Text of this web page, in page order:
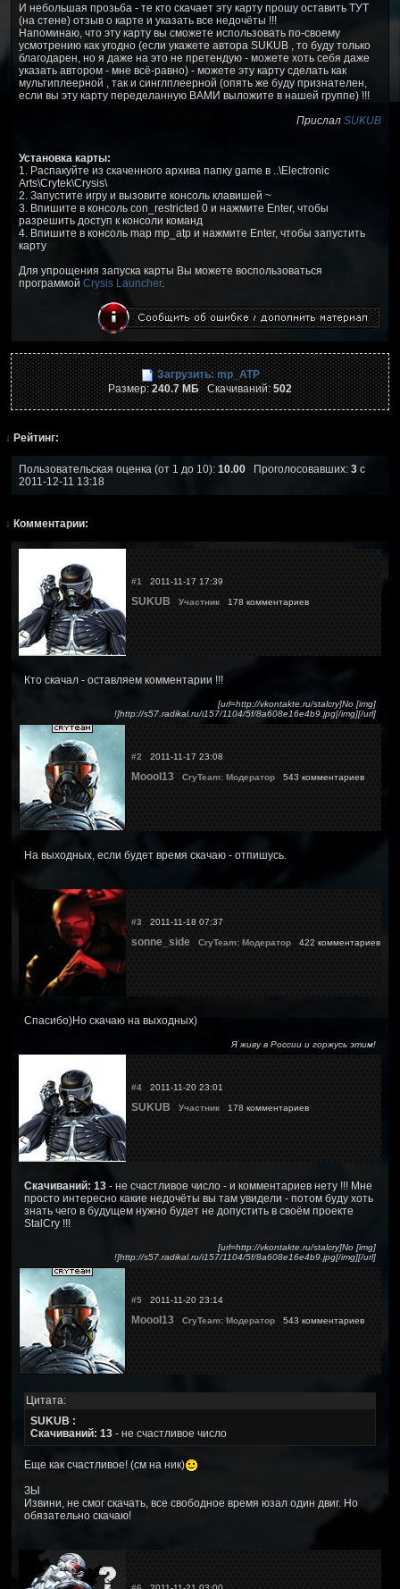
И небольшая прозьба - те кто скачает эту карту прошу оставить ТУТ
(на стене) отзыв о карте и указать все недочёты !!!
Напоминаю, что эту карту вы сможете использовать по-своему
усмотрению как угодно (если укажете автора SUKUB , то буду только
благодарен, но я даже на это не претендую - можете хоть себя даже
указать автором - мне всё-равно) - можете эту карту сделать как
мультиплеерной , так и синглплеерной (опять же буду признателен,
если вы эту карту переделанную ВАМИ выложите в нашей группе) !!!
Прислал SUKUB
Установка карты:
1. Распакуйте из скаченного архива папку game в ..\Electronic
Arts\Crytek\Crysis\
2. Запустите игру и вызовите консоль клавишей ~
3. Впишите в консоль con_restricted 0 и нажмите Enter, чтобы
разрешить доступ к консоли команд
4. Впишите в консоль map mp_atp и нажмите Enter, чтобы запустить
карту
Для упрощения запуска карты Вы можете воспользоваться
программой Crysis Launcher.
Загрузить: mp_ATP
Размер:240.7 МБСкачиваний:502
↓ Рейтинг:
Пользовательская оценка (от 1 до 10): 10.00 Проголосовавших: 3 с
2011-12-11 13:18
↓ Комментарии:
#1 2011-11-17 17:39
SUKUB Участник 178 комментариев
Кто скачал - оставляем комментарии !!!
[url=http://vkontakte.ru/stalcry]No [img]
!]http://s57.radikal.ru/i157/1104/5f/8a608e16e4b9.jpg[/img][/url]
#2 2011-11-17 23:08
Moool13 CryTeam: Модератор 543 комментариев
На выходных, если будет время скачаю - отпишусь.
#3 2011-11-18 07:37
sonne_side CryTeam: Модератор 422 комментариев
Спасибо)Но скачаю на выходных)
Я живу в России и горжусь этим!
#4 2011-11-20 23:01
SUKUB Участник 178 комментариев
Скачиваний: 13 - не счастливое число - и комментариев нету !!! Мне
просто интересно какие недочёты вы там увидели - потом буду хоть
знать чего в будущем нужно будет не допустить в своём проекте
StalCry !!!
[url=http://vkontakte.ru/stalcry]No [img]
!]http://s57.radikal.ru/i157/1104/5f/8a608e16e4b9.jpg[/img][/url]
#5 2011-11-20 23:14
Moool13 CryTeam: Модератор 543 комментариев
Цитата:
SUKUB :
Скачиваний: 13 - не счастливое число
Еще как счастливое! (см на ник)
ЗЫ
Извини, не смог скачать, все свободное время юзал один двиг. Но
обязательно скачаю!